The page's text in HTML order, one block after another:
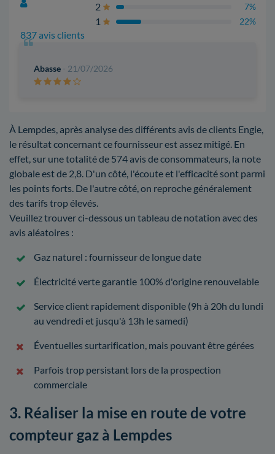
837 avis clients
2 7%
1 22%
Abasse - 21/07/2026
À Lempdes, après analyse des différents avis de clients Engie,
le résultat concernant ce fournisseur est assez mitigé. En
effet, sur une totalité de 574 avis de consommateurs, la note
globale est de 2,8. D'un côté, l'écoute et l'efficacité sont parmi
les points forts. De l'autre côté, on reproche généralement
des tarifs trop élevés.
Veuillez trouver ci-dessous un tableau de notation avec des
avis aléatoires :
Gaz naturel : fournisseur de longue date
Électricité verte garantie 100% d'origine renouvelable
Service client rapidement disponible (9h à 20h du lundi
au vendredi et jusqu'à 13h le samedi)
Éventuelles surtarification, mais pouvant être gérées
Parfois trop persistant lors de la prospection
commerciale
3. Réaliser la mise en route de votre
compteur gaz à Lempdes